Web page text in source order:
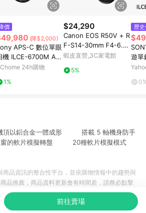
價
(降$2,000)
APS-C 數位單眼
機 ILCE-6700M A67
SEL18135 KIT 單
24h購物
1%
$24,290
Canon EOS R50V + R
F-S14-30mm F4-6.3 I
S STM PZ 公司貨 廠商
蝦皮直營_3C家電館
5%
歷
遊單
以鋁合金一體成形 搭載 5 軸機身防手
的軟片模擬轉盤 20種軟片模擬模式
前往賣場
商品資訊的整合性平台，並依購物情報中的趨勢與
品推薦，商品資料更新會有時間差，請務必點擊
認現售價與購物條件，一切資訊以合作廠商網頁為